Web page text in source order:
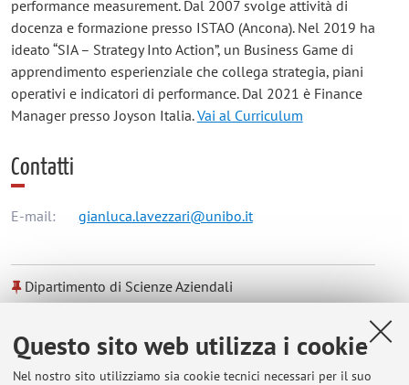
Questo sito web utilizza i cookie
Nel nostro sito utilizziamo sia cookie tecnici necessari per il suo
performance measurement. Dal 2007 svolge attività di
docenza e formazione presso ISTAO (Ancona). Nel 2019 ha
ideato “SIA – Strategy Into Action”, un Business Game di
apprendimento esperienziale che collega strategia, piani
operativi e indicatori di performance. Dal 2021 è Finance
Manager presso Joyson Italia.Vai al Curriculum
Contatti
E-mail: gianluca.lavezzari@unibo.it
Dipartimento di Scienze Aziendali
Via Capo di Lucca 34, Bologna -Vai alla mappa
Orario di ricevimento